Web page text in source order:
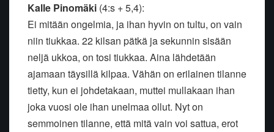
Kalle Pinomäki (4:s + 5,4):
Ei mitään ongelmia, ja ihan hyvin on tultu, on vain
niin tiukkaa. 22 kilsan pätkä ja sekunnin sisään
neljä ukkoa, on tosi tiukkaa. Aina lähdetään
ajamaan täysillä kilpaa. Vähän on erilainen tilanne
tietty, kun ei johdetakaan, muttei mullakaan ihan
joka vuosi ole ihan unelmaa ollut. Nyt on
semmoinen tilanne, että mitä vain voi sattua, erot